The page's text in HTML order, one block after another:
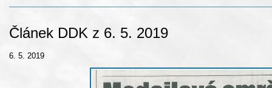
Článek DDK z 6. 5. 2019
6. 5. 2019